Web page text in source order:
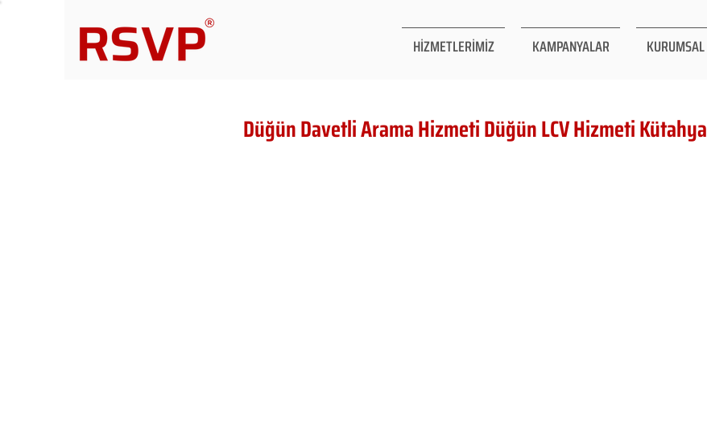
HİZMETLERİMİZ KAMPANYALAR KURUMSAL
Düğün Davetli Arama Hizmeti Düğün LCV Hizmeti Kütahya